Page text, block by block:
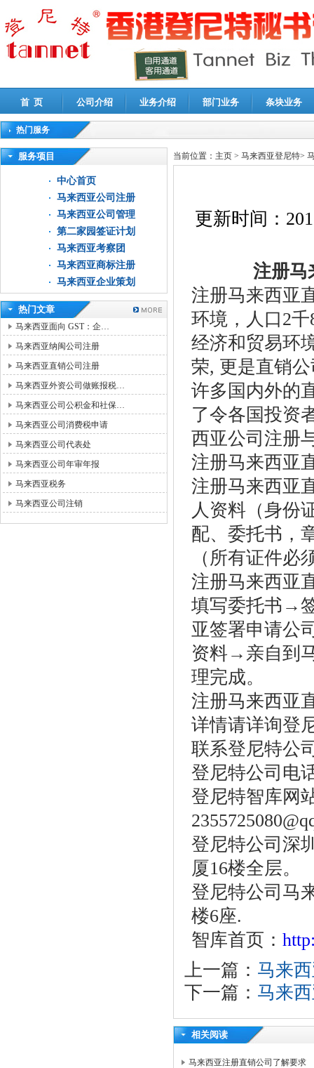
首 页 公司介绍 业务介绍 部门业务 条块业务
热门服务
高新技术企业认定审计|企业所得税汇算清缴申报鉴证
服务项目
中心首页
马来西亚公司注册
马来西亚公司管理
第二家园签证计划
马来西亚考察团
马来西亚商标注册
马来西亚企业策划
热门文章
马来西亚面向 GST：企…
马来西亚纳闽公司注册
马来西亚直销公司注册
马来西亚外资公司做账报税…
马来西亚公司公积金和社保…
马来西亚公司消费税申请
马来西亚公司代表处
马来西亚公司年审年报
马来西亚税务
马来西亚公司注销
当前位置： 主页 > 马来西亚登尼特>
更新时间：
注册马
注册马来西亚
环境，人口2
经济和贸易环
荣, 更是直销
许多国内外的
了令各国投资
西亚公司注册
注册马来西亚
注册马来西亚
人资料（身份
配、委托书，
（所有证件必
注册马来西亚
填写委托书→
亚签署申请公
资料→亲自到
理完成。
注册马来西亚
详情请详询登
联系登尼特公
登尼特公司电
登尼特智库网
登尼特公司深
厦16楼全层。
登尼特公司马
楼6座.
智库首页：
上一篇： 马来
下一篇： 马来
相关阅读
马来西亚注册直销公司了解要求